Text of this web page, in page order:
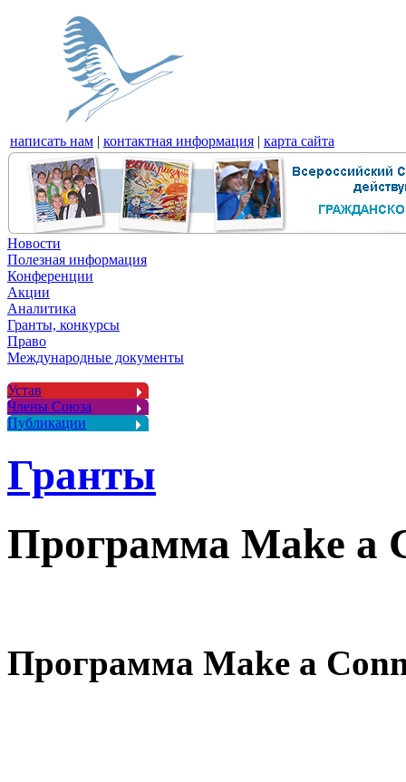
написать нам | контактная информация | карта сайта
Новости
Полезная информация
Конференции
Акции
Аналитика
Гранты, конкурсы
Право
Международные документы
Устав
Члены Союза
Публикации
Гранты
Программа Make a
Программа Make a